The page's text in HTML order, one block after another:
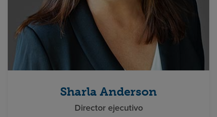
Sharla Anderson
Director ejecutivo